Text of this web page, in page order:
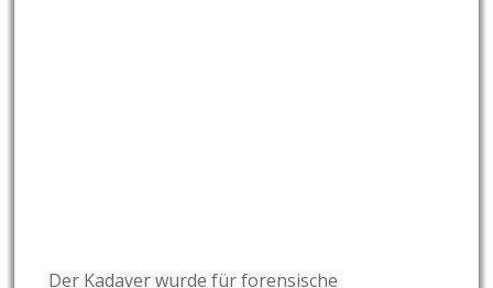
Der Kadaver wurde für forensische